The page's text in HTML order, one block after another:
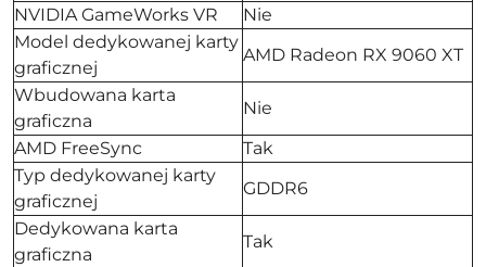
NVIDIA GameWorks VR
Nie
Model dedykowanej karty
graficznej
AMD Radeon RX 9060 XT
Wbudowana karta
graficzna
Nie
AMD FreeSync
Tak
Typ dedykowanej karty
graficznej
GDDR6
Dedykowana karta
graficzna
Tak